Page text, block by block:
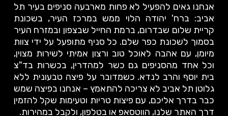
אנחנו גאים להפעיל לא פחות מארבעה סניפים בעיר תל
אביב: ברח' יהודה הלוי ממש במרכז העיר, בשכונת
קריית שלום שבדרום, ברמת החייל שבצפון ובמזרח העיר
בסמוך לשכונת כפר שלם. כל סניף מתופעל על ידי צוות
מיומן, עם אהבה לאוכל טוב ורצון אמיתי לשירות מצוין,
וכל אחד מהסניפים גם כשר למהדרין, בכשרות בד"צ
בית יוסף והרב לנדא. כשמדובר על פיצה טבעונית ללא
גלוטן תל אביב לא צריכה להתאמץ – אנחנו בפיצה שמש
כבר בדרך אליכם, עם פיצות טריות וטעימות שקל להזמין
דרך האתר שלנו, הווטסאפ או בטלפון, ולקבל במהירות.